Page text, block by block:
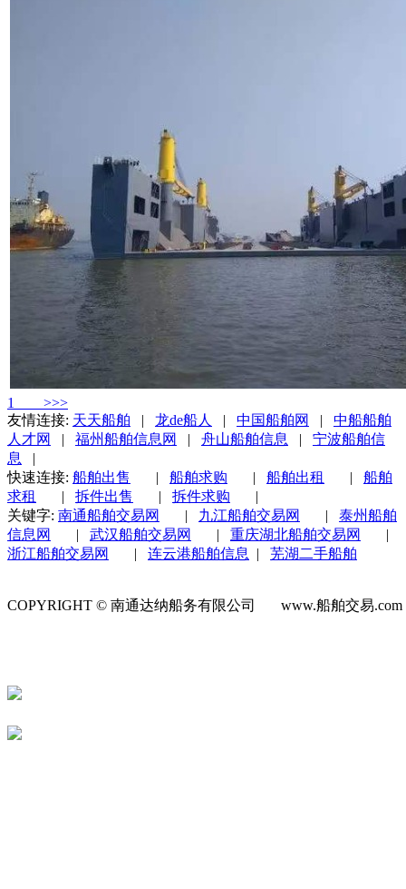
1
>>>
友情连接: 天天船舶 | 龙de船人 | 中国船舶网 | 中船船舶
人才网
| 福州船舶信息网 | 舟山船舶信息 | 宁波船舶信
息
|
快速连接: 船舶出售 | 船舶求购 | 船舶出租 | 船舶
求租
| 拆件出售 | 拆件求购 |
关键字: 南通船舶交易网 | 九江船舶交易网 | 泰州船舶
信息网
| 武汉船舶交易网 | 重庆湖北船舶交易网
|
浙江船舶交易网
| 连云港船舶信息 | 芜湖二手船舶
COPYRIGHT © 南通达纳船务有限公司 www.船舶交易